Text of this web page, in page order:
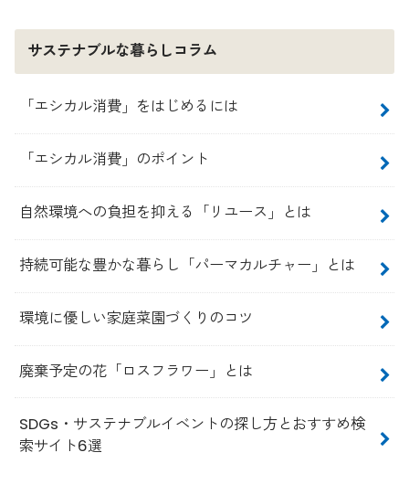
サステナブルな暮らしコラム
「エシカル消費」をはじめるには
「エシカル消費」のポイント
自然環境への負担を抑える「リユース」とは
持続可能な豊かな暮らし「パーマカルチャー」とは
環境に優しい家庭菜園づくりのコツ
廃棄予定の花「ロスフラワー」とは
SDGs・サステナブルイベントの探し方とおすすめ検
索サイト6選